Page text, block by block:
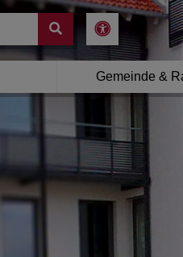
Gemeinde &